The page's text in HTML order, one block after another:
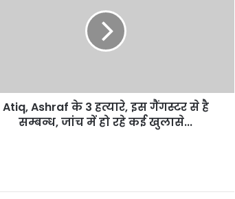
Atiq, Ashraf के 3 हत्यारे, इस गैंगस्टर से है
सम्बन्ध, जांच में हो रहे कई खुलासे...